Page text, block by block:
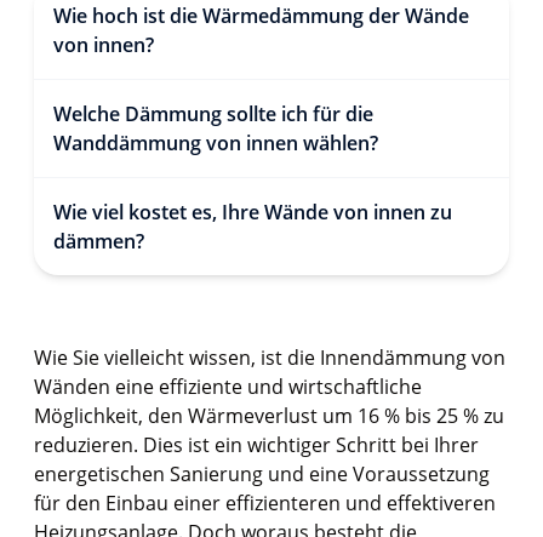
Wie hoch ist die Wärmedämmung der Wände
von innen?
Welche Dämmung sollte ich für die
Wanddämmung von innen wählen?
Wie viel kostet es, Ihre Wände von innen zu
dämmen?
Wie Sie vielleicht wissen, ist die Innendämmung von
Wänden eine effiziente und wirtschaftliche
Möglichkeit, den Wärmeverlust um 16 % bis 25 % zu
reduzieren. Dies ist ein wichtiger Schritt bei Ihrer
energetischen Sanierung und eine Voraussetzung
für den Einbau einer effizienteren und effektiveren
Heizungsanlage. Doch woraus besteht die